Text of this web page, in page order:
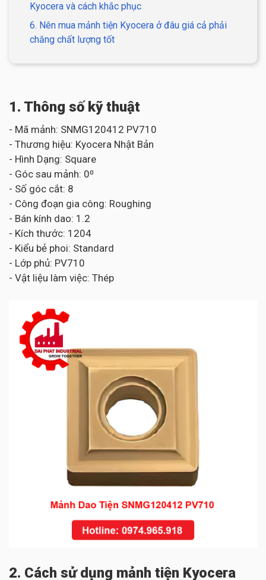
Kyocera và cách khắc phục
6. Nên mua mảnh tiện Kyocera ở đâu giá cả phải
chăng chất lượng tốt
1. Thông số kỹ thuật
- Mã mảnh: SNMG120412 PV710
- Thương hiệu: Kyocera Nhật Bản
- Hình Dạng: Square
- Góc sau mảnh: 0⁰
- Số góc cắt: 8
- Công đoạn gia công: Roughing
- Bán kính dao: 1.2
- Kích thước: 1204
- Kiểu bẻ phoi: Standard
- Lớp phủ: PV710
- Vật liệu làm việc: Thép
2. Cách sử dụng mảnh tiện Kyocera